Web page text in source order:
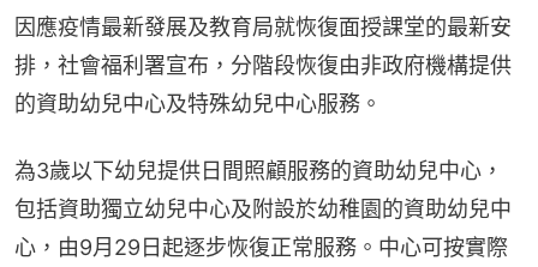
因應疫情最新發展及教育局就恢復面授課堂的最新安
排，社會福利署宣布，分階段恢復由非政府機構提供
的資助幼兒中心及特殊幼兒中心服務。
為3歲以下幼兒提供日間照顧服務的資助幼兒中心，
包括資助獨立幼兒中心及附設於幼稚園的資助幼兒中
心，由9月29日起逐步恢復正常服務。中心可按實際